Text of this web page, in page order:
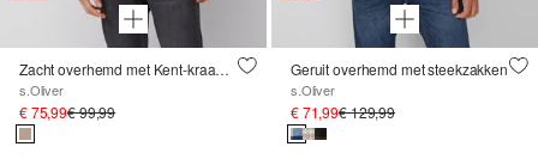
Zacht overhemd met Kent-kraag en opgestikte borstzakken
s.Oliver
€ 75,99€ 99,99
Geruit overhemd met steekzakken
s.Oliver
€ 71,99€ 129,99